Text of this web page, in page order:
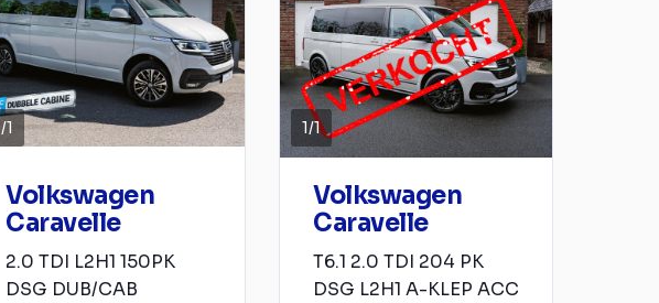
/1
Volkswagen
Caravelle
2.0 TDI L2H1 150PK
DSG DUB/CAB
1/1
Volkswagen
Caravelle
T6.1 2.0 TDI 204 PK
DSG L2H1 A-KLEP ACC